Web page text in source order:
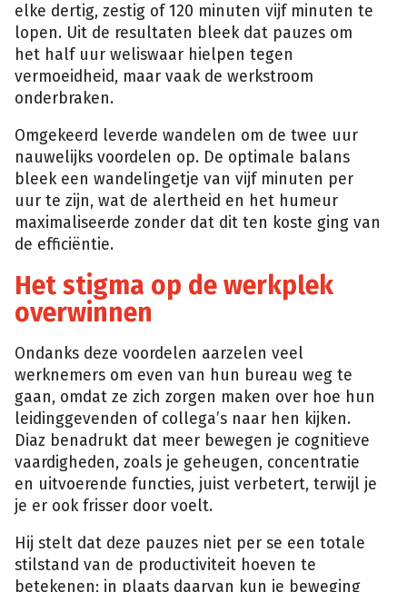
elke dertig, zestig of 120 minuten vijf minuten te
lopen. Uit de resultaten bleek dat pauzes om
het half uur weliswaar hielpen tegen
vermoeidheid, maar vaak de werkstroom
onderbraken.
Omgekeerd leverde wandelen om de twee uur
nauwelijks voordelen op. De optimale balans
bleek een wandelingetje van vijf minuten per
uur te zijn, wat de alertheid en het humeur
maximaliseerde zonder dat dit ten koste ging van
de efficiëntie.
Het stigma op de werkplek
overwinnen
Ondanks deze voordelen aarzelen veel
werknemers om even van hun bureau weg te
gaan, omdat ze zich zorgen maken over hoe hun
leidinggevenden of collega’s naar hen kijken.
Diaz benadrukt dat meer bewegen je cognitieve
vaardigheden, zoals je geheugen, concentratie
en uitvoerende functies, juist verbetert, terwijl je
je er ook frisser door voelt.
Hij stelt dat deze pauzes niet per se een totale
stilstand van de productiviteit hoeven te
betekenen; in plaats daarvan kun je beweging